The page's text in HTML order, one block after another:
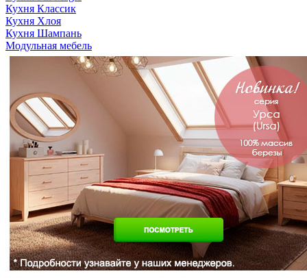
Кухня Классик
Кухня Хлоя
Кухня Шампань
Модульная мебель